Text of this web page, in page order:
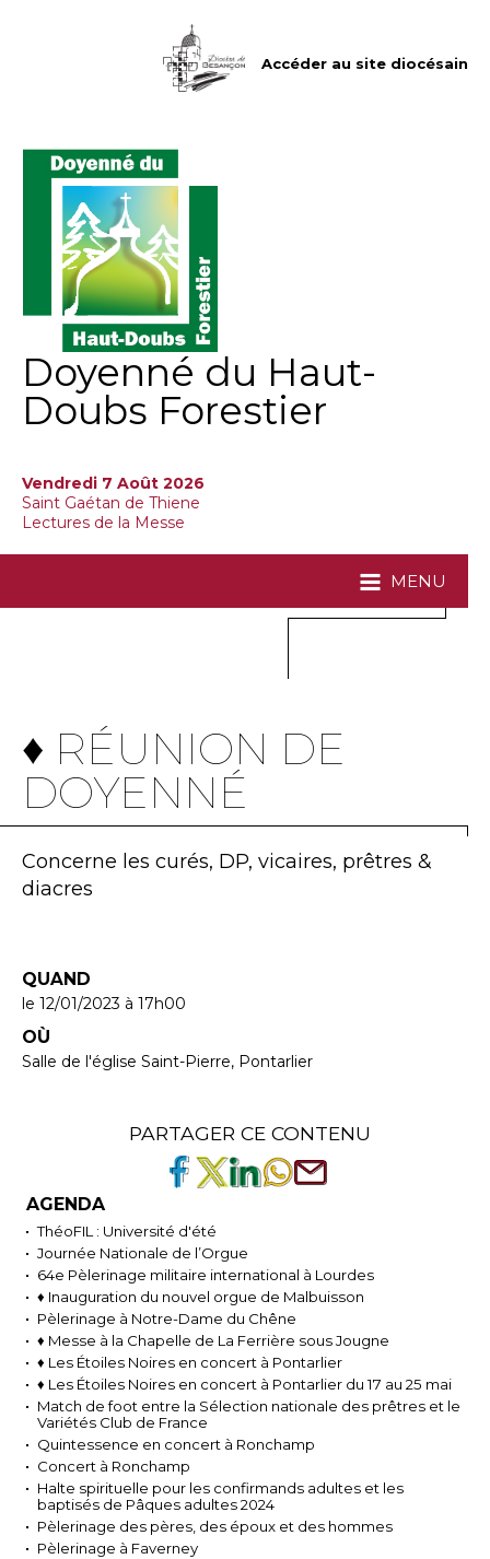
Accéder au site diocésain
Doyenné du Haut-
Doubs Forestier
Vendredi 7 Août 2026
Saint Gaétan de Thiene
Lectures de la Messe
MENU
♦ RÉUNION DE
DOYENNÉ
Concerne les curés, DP, vicaires, prêtres &
diacres
QUAND
le 12/01/2023 à 17h00
OÙ
Salle de l'église Saint-Pierre, Pontarlier
PARTAGER CE CONTENU
AGENDA
ThéoFIL : Université d'été
Journée Nationale de l’Orgue
64e Pèlerinage militaire international à Lourdes
♦ Inauguration du nouvel orgue de Malbuisson
Pèlerinage à Notre-Dame du Chêne
♦ Messe à la Chapelle de La Ferrière sous Jougne
♦ Les Étoiles Noires en concert à Pontarlier
♦ Les Étoiles Noires en concert à Pontarlier du 17 au 25 mai
Match de foot entre la Sélection nationale des prêtres et le
Variétés Club de France
Quintessence en concert à Ronchamp
Concert à Ronchamp
Halte spirituelle pour les confirmands adultes et les
baptisés de Pâques adultes 2024
Pèlerinage des pères, des époux et des hommes
Pèlerinage à Faverney